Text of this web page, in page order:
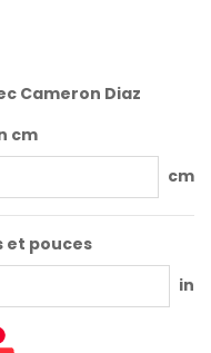
Cameron Diaz
cm
cm
et pouces
in